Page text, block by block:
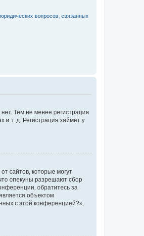
вопросов, связанных
Тем не менее регистрация
т. д. Регистрация займёт у
сайтов, которые могут
опекуны разрешают сбор
обратитесь за
объектом
с этой конференцией?».